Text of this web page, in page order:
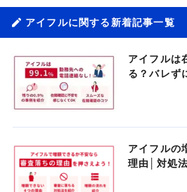
アイフルに関する新着記事一覧
アイフルは
る？バレず
アイフルの
理由│対処